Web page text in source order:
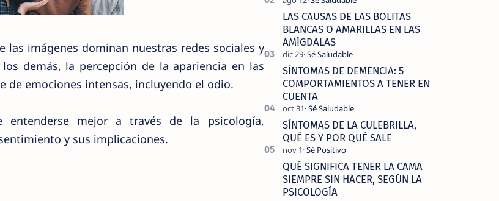
las imágenes dominan nuestras redes sociales y
demás, la percepción de la apariencia en las
de emociones intensas, incluyendo el odio.
mejor a través de la psicología,
y sus implicaciones.
experimentamos dolor en las piernas …
LAS CAUSAS DE LAS BOLITAS
BLANCAS O AMARILLAS EN LAS
AMÍGDALAS
SÍNTOMAS DE DEMENCIA: 5
COMPORTAMIENTOS A TENER EN
CUENTA
SÍNTOMAS DE LA CULEBRILLA,
QUÉ ES Y POR QUÉ SALE
QUÉ SIGNIFICA TENER LA CAMA
SIEMPRE SIN HACER, SEGÚN LA
PSICOLOGÍA